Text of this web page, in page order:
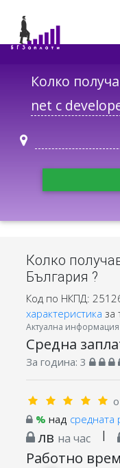
Колко
Колко
България ?
Код по НКПД:
характеристика за
Актуална информация
Средна
За година: 3
% над средната
лв на час |
Работно